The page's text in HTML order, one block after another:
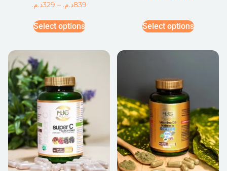
329د.م. – 839د.م.
Select options Select options